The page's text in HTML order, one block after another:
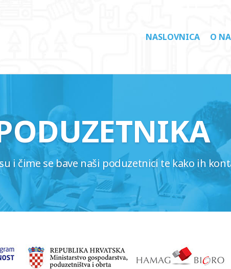
NASLOVNICA O
i čime se bave naši poduzetnici te kako ih